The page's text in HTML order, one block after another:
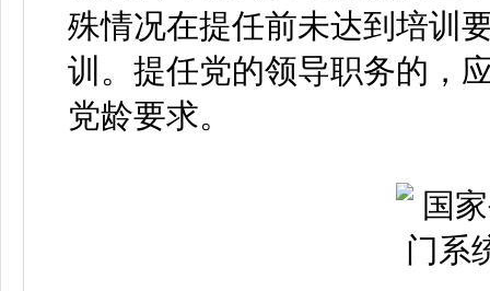
殊情况在提任前未达到培训
训。提任党的领导职务的，
党龄要求。